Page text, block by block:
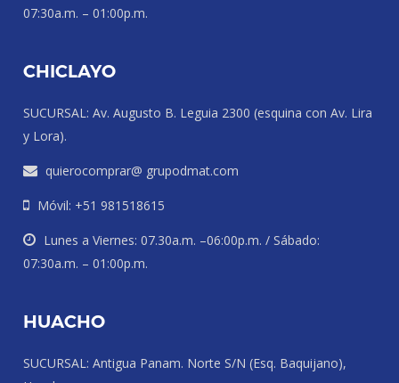
07:30a.m. – 01:00p.m.
CHICLAYO
SUCURSAL: Av. Augusto B. Leguia 2300 (esquina con Av. Lira
y Lora).
quierocomprar@ grupodmat.com
Móvil: +51 981518615
Lunes a Viernes: 07.30a.m. –06:00p.m. / Sábado:
07:30a.m. – 01:00p.m.
HUACHO
SUCURSAL: Antigua Panam. Norte S/N (Esq. Baquijano),